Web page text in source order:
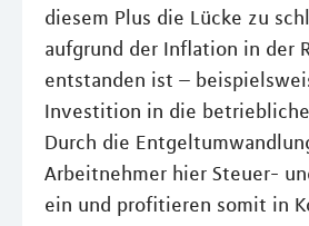
diesem Plus die Lücke zu
aufgrund der Inflation in der
entstanden ist –
Investition in die
Durch die
Arbeitnehmer hier Steuer-
ein und profitieren somit in